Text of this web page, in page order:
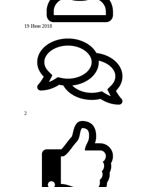
19 Июн 2018
2